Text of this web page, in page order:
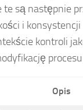
są następnie
i konsystencji
kontroli
Opis